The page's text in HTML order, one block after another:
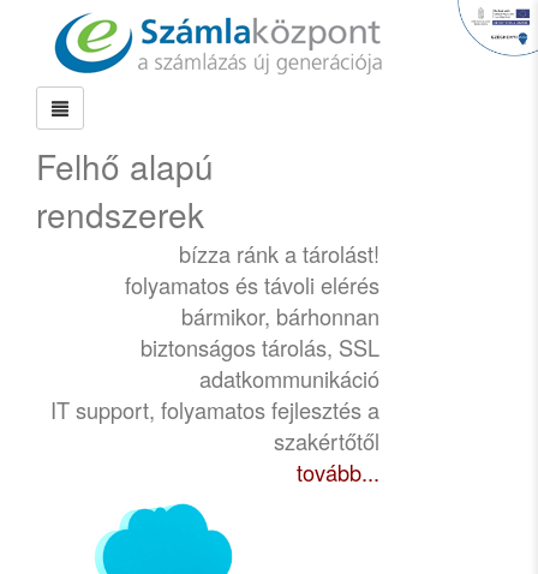
Felhő alapú
rendszerek
bízza ránk a tárolást!
folyamatos és távoli elérés
bármikor, bárhonnan
biztonságos tárolás, SSL
adatkommunikáció
IT support, folyamatos fejlesztés a
szakértőtől
tovább...